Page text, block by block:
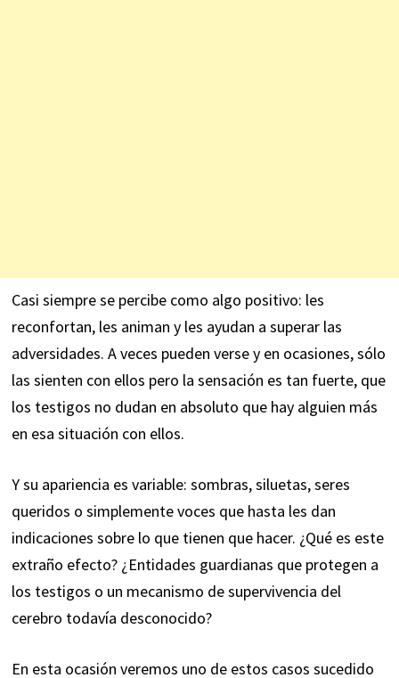
Casi siempre se percibe como algo positivo: les
reconfortan, les animan y les ayudan a superar las
adversidades. A veces pueden verse y en ocasiones, sólo
las sienten con ellos pero la sensación es tan fuerte, que
los testigos no dudan en absoluto que hay alguien más
en esa situación con ellos.
Y su apariencia es variable: sombras, siluetas, seres
queridos o simplemente voces que hasta les dan
indicaciones sobre lo que tienen que hacer. ¿Qué es este
extraño efecto? ¿Entidades guardianas que protegen a
los testigos o un mecanismo de supervivencia del
cerebro todavía desconocido?
En esta ocasión veremos uno de estos casos sucedido